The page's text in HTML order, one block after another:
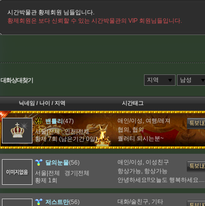
시간박물관 황제회원 님들입니다.
황제회원은 보다 신뢰할 수 있는 시간박물관의 VIP 회원님들입니다.
대화상대찾기 지역 남성
닉네임 / 나이 / 지역 시간태그
밴틀리(47)
서울|전체 인천|전체
황제 7회 (남은기간 0일)
애인/이성, 여행/레져
협의, 협의
퀄러티 되시는분~
달의눈물(56)
서울|전체 경기|전체
황제 1회
애인/이성, 이성친구
항상가능, 항상가능
안녕하세요!!오늘도 행복하세요....
저스트만(56)
대화/술친구, 기타